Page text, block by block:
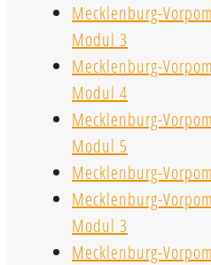
Mecklenburg-
Modul 3
Mecklenburg-
Modul 4
Mecklenburg-
Modul 5
Mecklenburg-
Mecklenburg-
Modul 3
Mecklenburg-